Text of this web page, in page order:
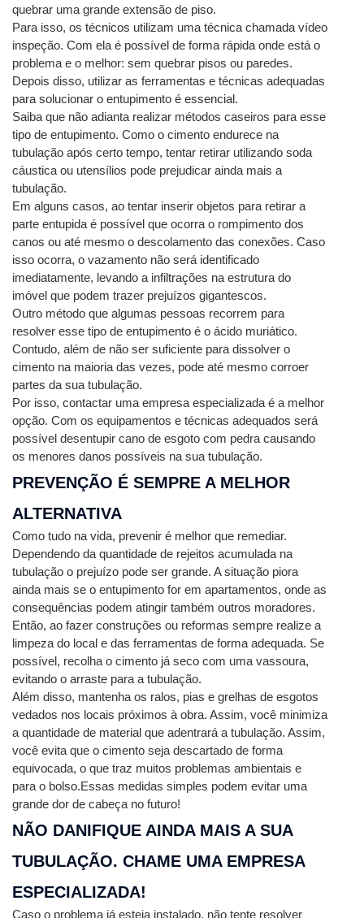
quebrar uma grande extensão de piso.
Para isso, os técnicos utilizam uma técnica chamada vídeo
inspeção. Com ela é possível de forma rápida onde está o
problema e o melhor: sem quebrar pisos ou paredes.
Depois disso, utilizar as ferramentas e técnicas adequadas
para solucionar o entupimento é essencial.
Saiba que não adianta realizar métodos caseiros para esse
tipo de entupimento. Como o cimento endurece na
tubulação após certo tempo, tentar retirar utilizando soda
cáustica ou utensílios pode prejudicar ainda mais a
tubulação.
Em alguns casos, ao tentar inserir objetos para retirar a
parte entupida é possível que ocorra o rompimento dos
canos ou até mesmo o descolamento das conexões. Caso
isso ocorra, o vazamento não será identificado
imediatamente, levando a infiltrações na estrutura do
imóvel que podem trazer prejuízos gigantescos.
Outro método que algumas pessoas recorrem para
resolver esse tipo de entupimento é o ácido muriático.
Contudo, além de não ser suficiente para dissolver o
cimento na maioria das vezes, pode até mesmo corroer
partes da sua tubulação.
Por isso, contactar uma empresa especializada é a melhor
opção. Com os equipamentos e técnicas adequados será
possível desentupir cano de esgoto com pedra causando
os menores danos possíveis na sua tubulação.
PREVENÇÃO É SEMPRE A MELHOR
ALTERNATIVA
Como tudo na vida, prevenir é melhor que remediar.
Dependendo da quantidade de rejeitos acumulada na
tubulação o prejuízo pode ser grande. A situação piora
ainda mais se o entupimento for em apartamentos, onde as
consequências podem atingir também outros moradores.
Então, ao fazer construções ou reformas sempre realize a
limpeza do local e das ferramentas de forma adequada. Se
possível, recolha o cimento já seco com uma vassoura,
evitando o arraste para a tubulação.
Além disso, mantenha os ralos, pias e grelhas de esgotos
vedados nos locais próximos à obra. Assim, você minimiza
a quantidade de material que adentrará a tubulação. Assim,
você evita que o cimento seja descartado de forma
equivocada, o que traz muitos problemas ambientais e
para o bolso.Essas medidas simples podem evitar uma
grande dor de cabeça no futuro!
NÃO DANIFIQUE AINDA MAIS A SUA
TUBULAÇÃO. CHAME UMA EMPRESA
ESPECIALIZADA!
Caso o problema já esteja instalado, não tente resolver